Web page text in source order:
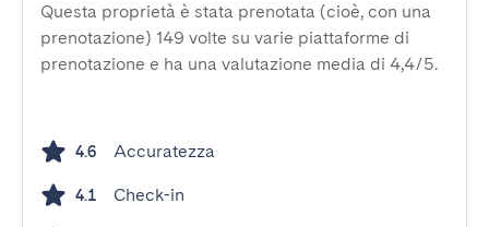
Questa proprietà è stata prenotata (cioè, con una
prenotazione) 149 volte su varie piattaforme di
prenotazione e ha una valutazione media di 4,4/5.
4.6 Accuratezza
4.1 Check-in